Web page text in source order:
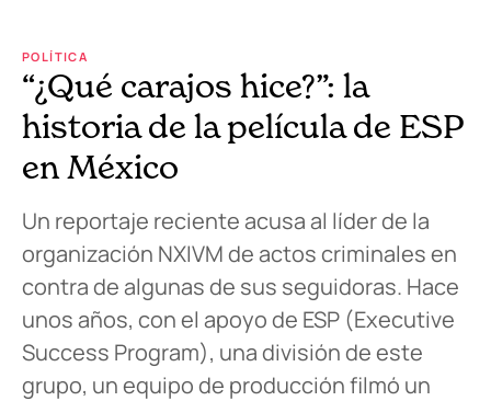
POLÍTICA
“¿Qué carajos hice?”: la
historia de la película de ESP
en México
Un reportaje reciente acusa al líder de la
organización NXIVM de actos criminales en
contra de algunas de sus seguidoras. Hace
unos años, con el apoyo de ESP (Executive
Success Program), una división de este
grupo, un equipo de producción filmó un